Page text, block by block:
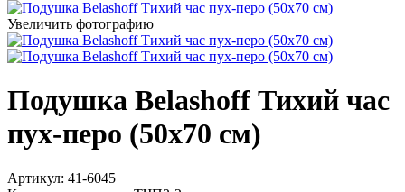
Увеличить фотографию
Подушка Belashoff Тихий час
пух-перо (50х70 см)
Артикул: 41-6045